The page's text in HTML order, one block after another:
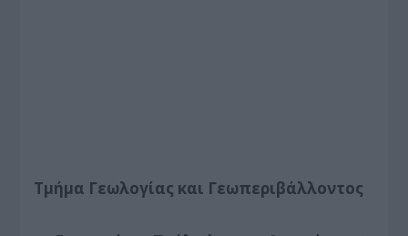
Τμήμα Γεωλογίας και Γεωπεριβάλλοντος